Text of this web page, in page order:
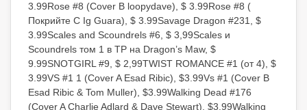
3.99Rose #8 (Cover B loopydave), $ 3.99Rose #8 (
Покрийте C Ig Guara), $ 3.99Savage Dragon #231, $
3.99Scales and Scoundrels #6, $ 3,99Scales и
Scoundrels том 1 в TP на Dragon’s Maw, $
9.99SNOTGIRL #9, $ 2,99TWIST ROMANCE #1 (от 4), $
3.99VS #1 1 (Cover A Esad Ribic), $3.99Vs #1 (Cover B
Esad Ribic & Tom Muller), $3.99Walking Dead #176
(Cover A Charlie Adlard & Dave Stewart), $3.99Walking